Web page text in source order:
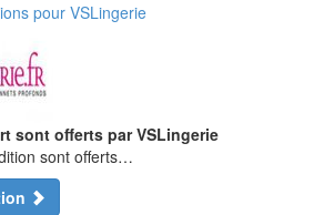
pour VSLingerie
sont offerts par VSLingerie
sont offerts…